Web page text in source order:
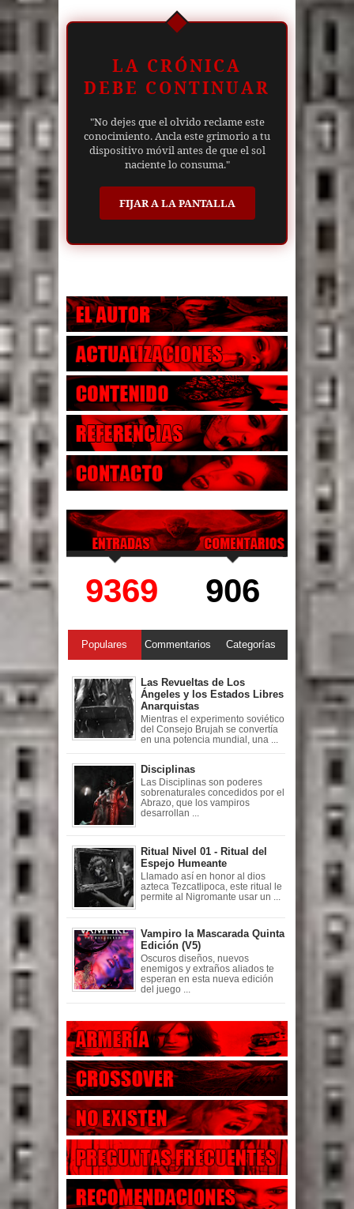
LA CRÓNICA
DEBE CONTINUAR
"No dejes que el olvido reclame este
conocimiento. Ancla este grimorio a tu
dispositivo móvil antes de que el sol
naciente lo consuma."
FIJAR A LA PANTALLA
9369 906
Populares Commentarios Categorías
Las Revueltas de Los
Ángeles y los Estados Libres
Anarquistas
Mientras el experimento soviético
del Consejo Brujah se convertía
en una potencia mundial, una ...
Disciplinas
Las Disciplinas son poderes
sobrenaturales concedidos por el
Abrazo, que los vampiros
desarrollan ...
Ritual Nivel 01 - Ritual del
Espejo Humeante
Llamado así en honor al dios
azteca Tezcatlipoca, este ritual le
permite al Nigromante usar un ...
Vampiro la Mascarada Quinta
Edición (V5)
Oscuros diseños, nuevos
enemigos y extraños aliados te
esperan en esta nueva edición
del juego ...